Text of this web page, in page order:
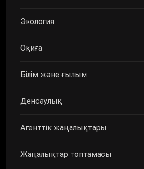
Экология
Оқиға
Білім және ғылым
Денсаулық
Агенттік жаңалықтары
Жаңалықтар топтамасы